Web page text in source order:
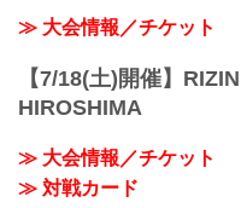
≫ 大会情報／チケット
【7/18(土)開催】
HIROSHIMA
≫ 大会情報／チケット
≫ 対戦カード